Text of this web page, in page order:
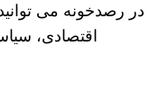
در رصدخونه می
اقتصادی،